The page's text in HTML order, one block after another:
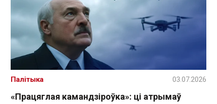
«Працяглая камандзіроўка»: ці атрымаў
Палітыка 03.07.2026